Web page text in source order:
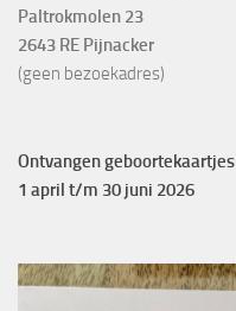
Paltrokmolen 23
2643 RE Pijnacker
(geen bezoekadres)
Ontvangen geboortekaartjes
1 april t/m 30 juni 2026